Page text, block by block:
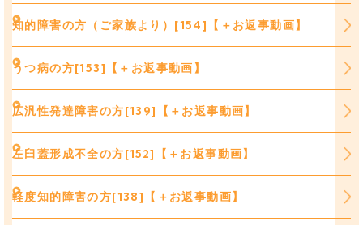
知的障害の方（ご家族より）[154]【＋お返事動画】
うつ病の方[153]【＋お返事動画】
広汎性発達障害の方[139]【＋お返事動画】
左臼蓋形成不全の方[152]【＋お返事動画】
軽度知的障害の方[138]【＋お返事動画】